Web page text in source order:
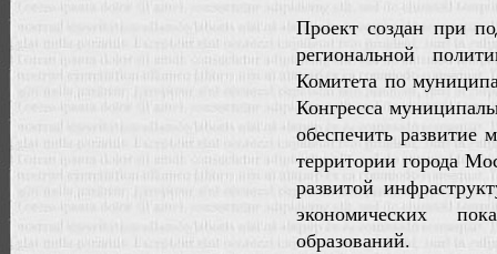
Проект создан при
региональной
Комитета по
Конгресса
обеспечить развитие
территории города
развитой
экономических
образований.